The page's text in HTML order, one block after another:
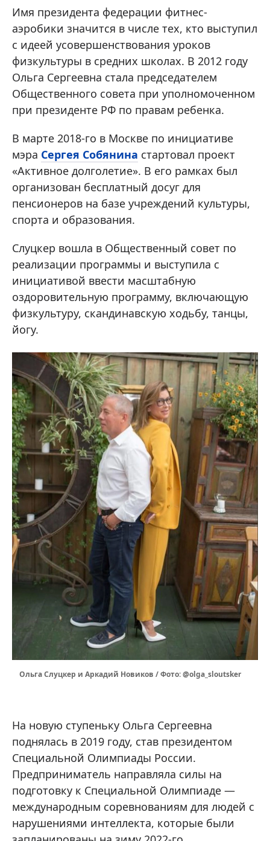
Имя президента федерации фитнес-
аэробики значится в числе тех, кто выступил
с идеей усовершенствования уроков
физкультуры в средних школах. В 2012 году
Ольга Сергеевна стала председателем
Общественного совета при уполномоченном
при президенте РФ по правам ребенка.
В марте 2018-го в Москве по инициативе
мэра Сергея Собянина стартовал проект
«Активное долголетие». В его рамках был
организован бесплатный досуг для
пенсионеров на базе учреждений культуры,
спорта и образования.
Слуцкер вошла в Общественный совет по
реализации программы и выступила с
инициативой ввести масштабную
оздоровительную программу, включающую
физкультуру, скандинавскую ходьбу, танцы,
йогу.
Ольга Слуцкер и Аркадий Новиков / Фото: @olga_sloutsker
На новую ступеньку Ольга Сергеевна
поднялась в 2019 году, став президентом
Специальной Олимпиады России.
Предприниматель направляла силы на
подготовку к Специальной Олимпиаде —
международным соревнованиям для людей с
нарушениями интеллекта, которые были